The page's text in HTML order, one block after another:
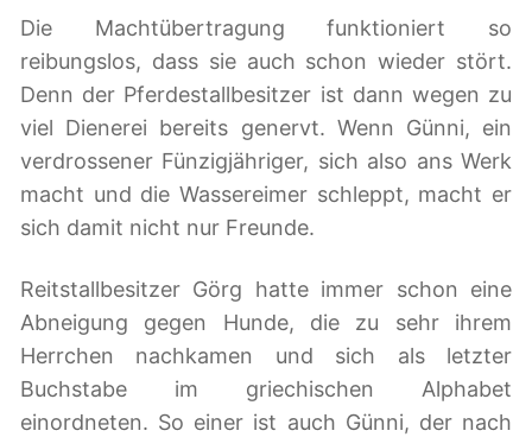
Die Machtübertragung funktioniert so
reibungslos, dass sie auch schon wieder stört.
Denn der Pferdestallbesitzer ist dann wegen zu
viel Dienerei bereits genervt. Wenn Günni, ein
verdrossener Fünzigjähriger, sich also ans Werk
macht und die Wassereimer schleppt, macht er
sich damit nicht nur Freunde.
Reitstallbesitzer Görg hatte immer schon eine
Abneigung gegen Hunde, die zu sehr ihrem
Herrchen nachkamen und sich als letzter
Buchstabe im griechischen Alphabet
einordneten. So einer ist auch Günni, der nach